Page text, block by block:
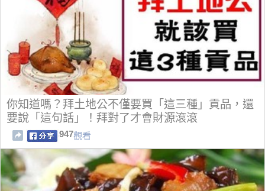
你知道嗎？拜土地公不僅要買「這三種」貢品，還
要說「這句話」！拜對了才會財源滾滾
947觀看